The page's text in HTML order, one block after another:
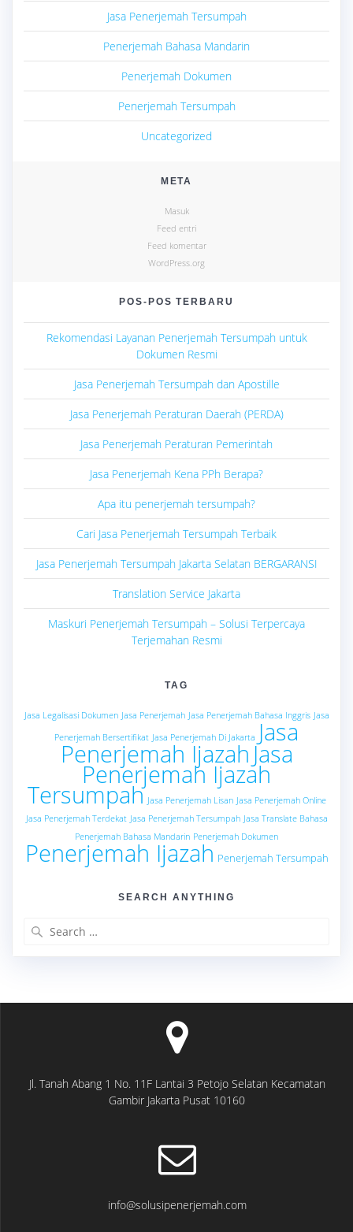
Jasa Penerjemah Tersumpah
Penerjemah Bahasa Mandarin
Penerjemah Dokumen
Penerjemah Tersumpah
Uncategorized
META
Masuk
Feed entri
Feed komentar
WordPress.org
POS-POS TERBARU
Rekomendasi Layanan Penerjemah Tersumpah untuk
Dokumen Resmi
Jasa Penerjemah Tersumpah dan Apostille
Jasa Penerjemah Peraturan Daerah (PERDA)
Jasa Penerjemah Peraturan Pemerintah
Jasa Penerjemah Kena PPh Berapa?
Apa itu penerjemah tersumpah?
Cari Jasa Penerjemah Tersumpah Terbaik
Jasa Penerjemah Tersumpah Jakarta Selatan BERGARANSI
Translation Service Jakarta
Maskuri Penerjemah Tersumpah – Solusi Terpercaya
Terjemahan Resmi
TAG
Jasa Legalisasi Dokumen Jasa Penerjemah Jasa Penerjemah Bahasa Inggris Jasa
Penerjemah Bersertifikat Jasa Penerjemah Di Jakarta Jasa
Penerjemah Ijazah Jasa
Penerjemah Ijazah
Tersumpah Jasa Penerjemah Lisan Jasa Penerjemah Online
Jasa Penerjemah Terdekat Jasa Penerjemah Tersumpah Jasa Translate Bahasa
Penerjemah Bahasa Mandarin Penerjemah Dokumen
Penerjemah Ijazah Penerjemah Tersumpah
SEARCH ANYTHING
Jl. Tanah Abang 1 No. 11F Lantai 3 Petojo Selatan Kecamatan
Gambir Jakarta Pusat 10160
info@solusipenerjemah.com